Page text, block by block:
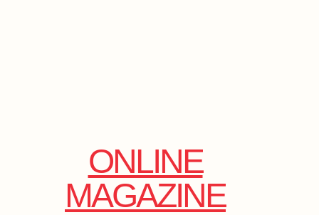
ONLINE
MAGAZINE